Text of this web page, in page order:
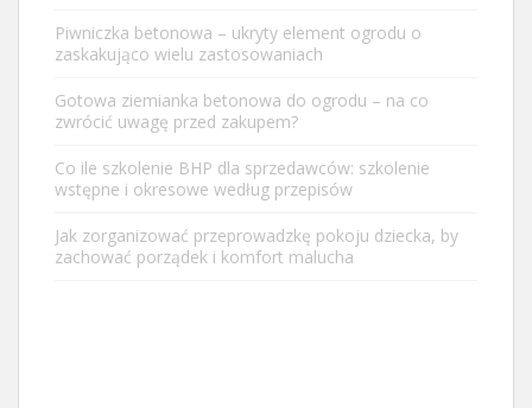
Piwniczka betonowa – ukryty element ogrodu o
zaskakująco wielu zastosowaniach
Gotowa ziemianka betonowa do ogrodu – na co
zwrócić uwagę przed zakupem?
Co ile szkolenie BHP dla sprzedawców: szkolenie
wstępne i okresowe według przepisów
Jak zorganizować przeprowadzkę pokoju dziecka, by
zachować porządek i komfort malucha